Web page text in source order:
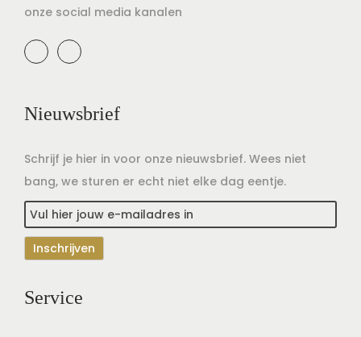
onze social media kanalen
Nieuwsbrief
Schrijf je hier in voor onze nieuwsbrief. Wees niet
bang, we sturen er echt niet elke dag eentje.
Service